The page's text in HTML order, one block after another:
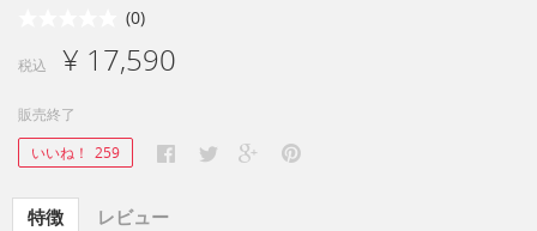
(0)
税込 ¥ 17,590
販売終了
いいね！ 259
特徴 レビュー